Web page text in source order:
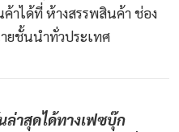
าได้ที่ ห้างสรรพสินค้า ช่อง
ยชั้นนำทั่วประเทศ
าสุดได้ทางเฟซบุ๊ก